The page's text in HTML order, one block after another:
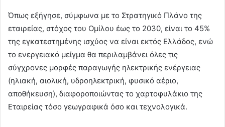
Όπως εξήγησε, σύμφωνα με το Στρατηγικό Πλάνο της
εταιρείας, στόχος του Ομίλου έως το 2030, είναι το 45%
της εγκατεστημένης ισχύος να είναι εκτός Ελλάδος, ενώ
το ενεργειακό μείγμα θα περιλαμβάνει όλες τις
σύγχρονες μορφές παραγωγής ηλεκτρικής ενέργειας
(ηλιακή, αιολική, υδροηλεκτρική, φυσικό αέριο,
αποθήκευση), διαφοροποιώντας το χαρτοφυλάκιο της
Εταιρείας τόσο γεωγραφικά όσο και τεχνολογικά.